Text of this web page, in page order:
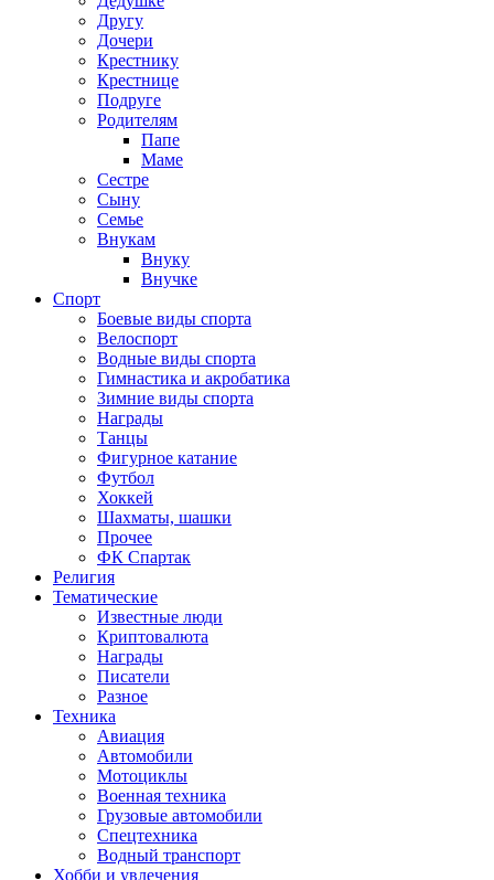
Другу
Дочери
Крестнику
Крестнице
Подруге
Родителям
Папе
Маме
Сестре
Сыну
Семье
Внукам
Внуку
Внучке
Спорт
Боевые виды спорта
Велоспорт
Водные виды спорта
Гимнастика и акробатика
Зимние виды спорта
Награды
Танцы
Фигурное катание
Футбол
Хоккей
Шахматы, шашки
Прочее
ФК Спартак
Религия
Тематические
Известные люди
Криптовалюта
Награды
Писатели
Разное
Техника
Авиация
Автомобили
Мотоциклы
Военная техника
Грузовые автомобили
Спецтехника
Водный транспорт
Хобби и увлечения